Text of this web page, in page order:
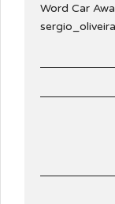
Word Car